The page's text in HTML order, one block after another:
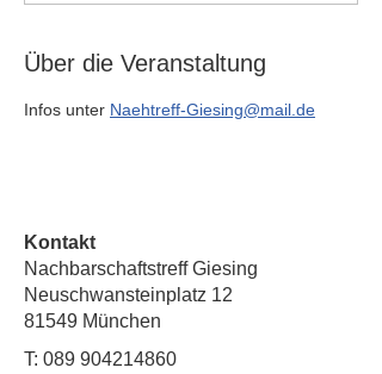
Über die Veranstaltung
Infos unter Naehtreff-Giesing@mail.de
Kontakt
Nachbarschaftstreff Giesing
Neuschwansteinplatz 12
81549 München
T: 089 904214860